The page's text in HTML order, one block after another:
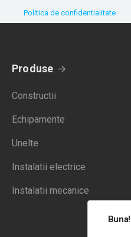
Politica de confidentialitate
Produse
Constructii
Echipamente
Unelte
Instalatii electrice
Instalatii mecanice
Buna!